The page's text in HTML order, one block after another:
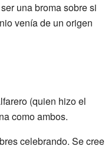
una broma sobre si
venía de un origen
(quien hizo el
como ambos.
celebrando. Se cree